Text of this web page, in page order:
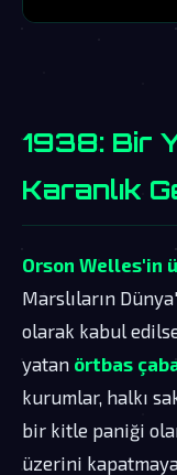
1938: Bir
Karanlık
Orson Welles'in
Marslıların
olarak kabul
yatan örtbas
kurumlar, halkı
bir kitle paniği
üzerini